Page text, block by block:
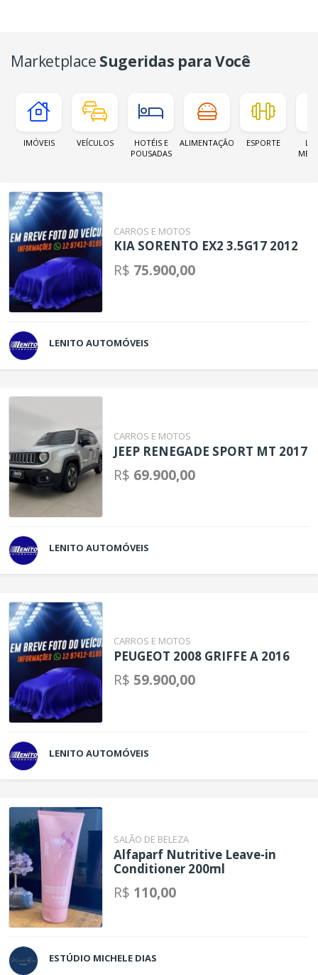
Marketplace Sugeridas para Você
IMÓVEIS VEÍCULOS
HOTÉIS E
POUSADAS
ALIMENTAÇÃO ESPORTE
CARROS E MOTOS
KIA SORENTO EX2 3.5G17 2012
R$ 75.900,00
LENITO AUTOMÓVEIS
CARROS E MOTOS
JEEP RENEGADE SPORT MT 2017
R$ 69.900,00
LENITO AUTOMÓVEIS
CARROS E MOTOS
PEUGEOT 2008 GRIFFE A 2016
R$ 59.900,00
LENITO AUTOMÓVEIS
SALÃO DE BELEZA
Alfaparf Nutritive Leave-in
Conditioner 200ml
R$ 110,00
ESTÚDIO MICHELE DIAS